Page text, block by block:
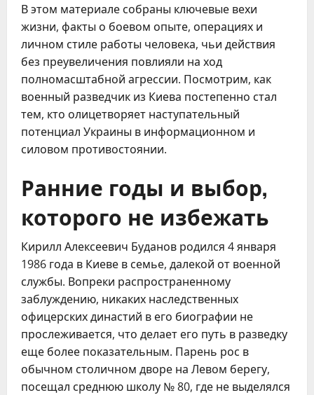
В этом материале собраны ключевые вехи
жизни, факты о боевом опыте, операциях и
личном стиле работы человека, чьи действия
без преувеличения повлияли на ход
полномасштабной агрессии. Посмотрим, как
военный разведчик из Киева постепенно стал
тем, кто олицетворяет наступательный
потенциал Украины в информационном и
силовом противостоянии.
Ранние годы и выбор,
которого не избежать
Кирилл Алексеевич Буданов родился 4 января
1986 года в Киеве в семье, далекой от военной
службы. Вопреки распространенному
заблуждению, никаких наследственных
офицерских династий в его биографии не
прослеживается, что делает его путь в разведку
еще более показательным. Парень рос в
обычном столичном дворе на Левом берегу,
посещал среднюю школу № 80, где не выделялся